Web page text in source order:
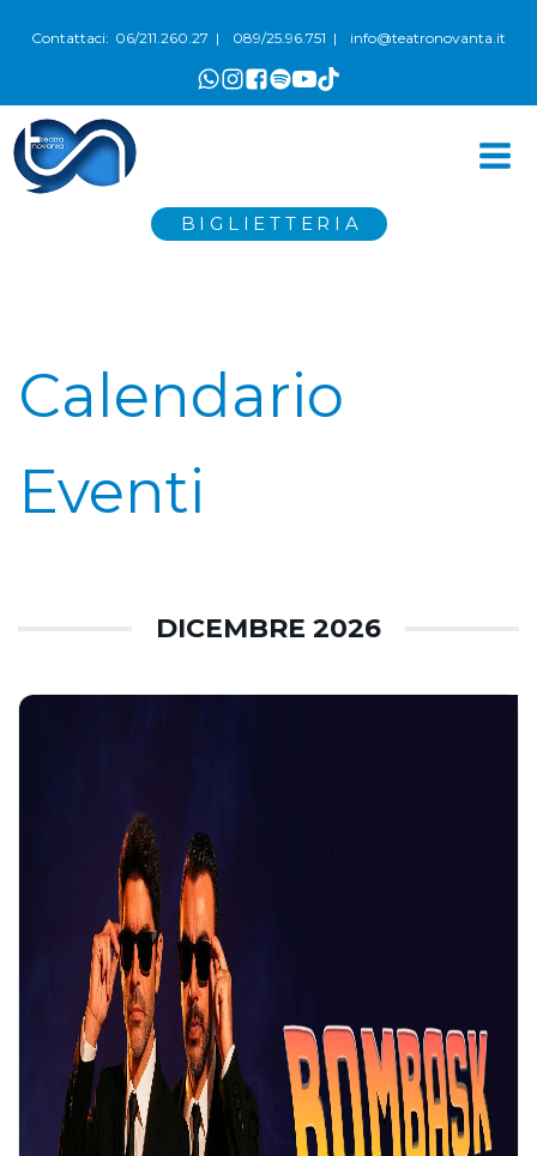
Contattaci: 06/211.260.27 | 089/25.96.751 | info@teatronovanta.it
BIGLIETTERIA
Calendario
Eventi
DICEMBRE 2026